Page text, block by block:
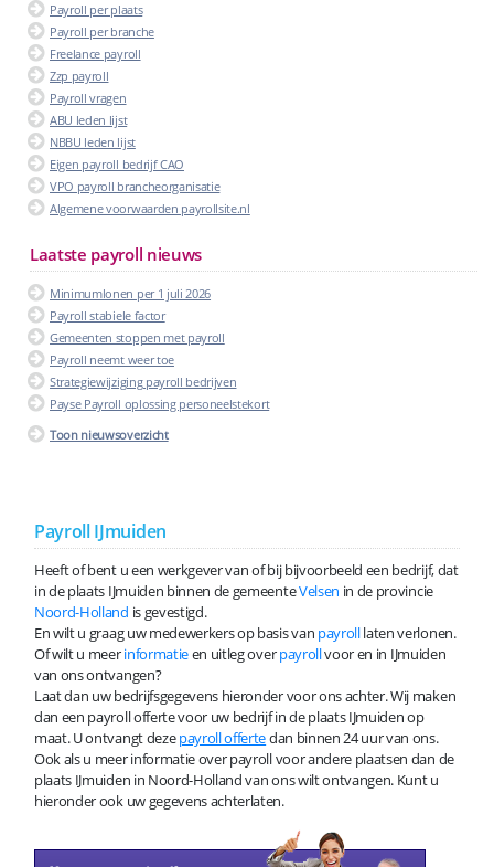
Payroll per plaats
Payroll per branche
Freelance payroll
Zzp payroll
Payroll vragen
ABU leden lijst
NBBU leden lijst
Eigen payroll bedrijf CAO
VPO payroll brancheorganisatie
Algemene voorwaarden payrollsite.nl
Laatste payroll nieuws
Minimumlonen per 1 juli 2026
Payroll stabiele factor
Gemeenten stoppen met payroll
Payroll neemt weer toe
Strategiewijziging payroll bedrijven
Payse Payroll oplossing personeelstekort
Toon nieuwsoverzicht
Payroll IJmuiden
Heeft of bent u een werkgever van of bij bijvoorbeeld een bedrijf, dat
in de plaats IJmuiden binnen de gemeenteVelsen in de provincie
Noord-Holland is gevestigd.
En wilt u graag uw medewerkers op basis van payrolllaten verlonen.
Of wilt u meerinformatieen uitleg overpayrollvoor en in IJmuiden
van ons ontvangen?
Laat dan uw bedrijfsgegevens hieronder voor ons achter. Wij maken
dan een payroll offerte voor uw bedrijf in de plaats IJmuiden op
maat. U ontvangt dezepayroll offertedan binnen 24 uur van ons.
Ook als u meer informatie over payroll voor andere plaatsen dan de
plaats IJmuiden in Noord-Holland van ons wilt ontvangen. Kunt u
hieronder ook uw gegevens achterlaten.